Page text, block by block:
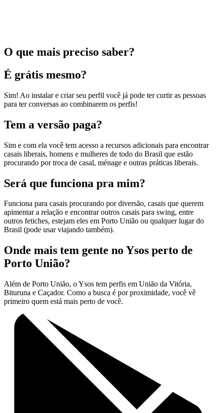
O que mais preciso saber?
É grátis mesmo?
Sim! Ao instalar e criar seu perfil você já pode ter curtir as pessoas
para ter conversas ao combinarem os perfis!
Tem a versão paga?
Sim e com ela você tem acesso a recursos adicionais para encontrar
casais liberais, homens e mulheres de todo do Brasil que estão
procurando por troca de casal, ménage e outras práticas liberais.
Será que funciona pra mim?
Funciona para casais procurando por diversão, casais que querem
apimentar a relação e encontrar outros casais para swing, entre
outros fetiches, estejam eles em Porto União ou qualquer lugar do
Brasil (pode usar viajando também).
Onde mais tem gente no Ysos perto de
Porto União?
Além de Porto União, o Ysos tem perfis em União da Vitória,
Bituruna e Caçador. Como a busca é por proximidade, você vê
primeiro quem está mais perto de você.